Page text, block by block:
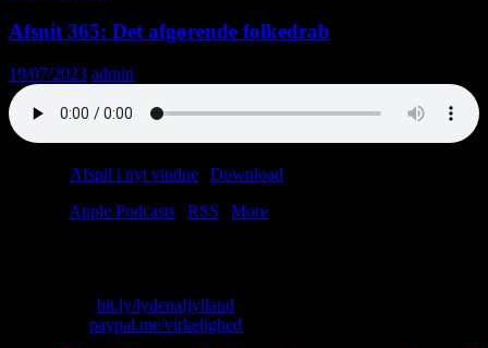
Afsnit 365: Det afgørende folkedrab
19/07/2023 admin
Afspil i nyt vindue Download
Apple Podcasts RSS
More
bit.ly/lydenafjylland
paypal.me/virkelighed